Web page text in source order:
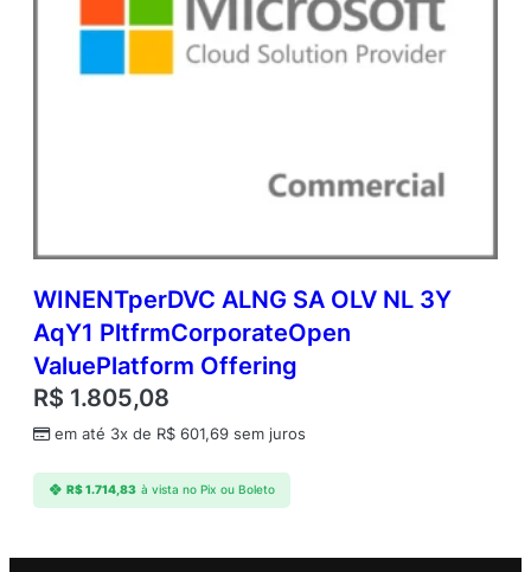
WINENTperDVC ALNG SA OLV NL 3Y
AqY1 PltfrmCorporateOpen
ValuePlatform Offering
R$ 1.805,08
em até 3x de R$ 601,69 sem juros
R$1.714,83 à vista no Pix ou Boleto